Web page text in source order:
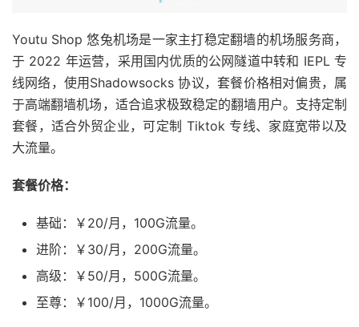
Youtu Shop 悠兔机场是一家主打稳定翻墙的机场服务商，
于 2022 年运营，采用国内优质的公网隧道中转和 IEPL 专
线网络，使用Shadowsocks 协议，套餐价格相对偏贵，属
于高端翻墙机场，适合追求极致稳定的翻墙用户。支持定制
套餐，适合外贸企业，可定制 Tiktok 专线、家庭宽带以及
大流量。
套餐价格：
基础：￥20/月，100G流量。
进阶：￥30/月，200G流量。
高级：￥50/月，500G流量。
至尊：￥100/月，1000G流量。